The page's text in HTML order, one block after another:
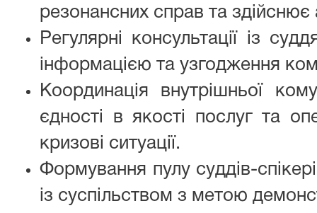
резонансних справ та здійснює
Регулярні консультації із
інформацією та узгодження
Координація внутрішньої
єдності в якості послуг та
кризові ситуації.
Формування пулу суддів-
із суспільством з метою